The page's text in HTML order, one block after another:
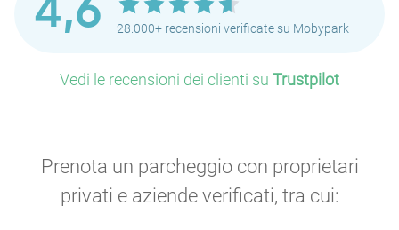
4,6 28.000+ recensioni verificate su Mobypark
Vedi le recensioni dei clienti su Trustpilot
Prenota un parcheggio con proprietari
privati e aziende verificati, tra cui: